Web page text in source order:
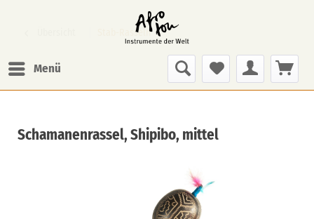
Menü
Stab-Rasseln
Schamanenrassel, Shipibo, mittel